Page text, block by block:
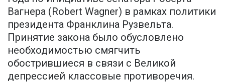
Вагнера (Robert Wagner) в рамках политики
президента Франклина Рузвельта.
Принятие закона было обусловлено
необходимостью смягчить
обострившиеся в связи с Великой
депрессией классовые противоречия.